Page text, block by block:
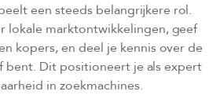
een steeds belangrijkere rol.
lokale marktontwikkelingen, geef
kopers, en deel je kennis over de
bent. Dit positioneert je als expert
in zoekmachines.